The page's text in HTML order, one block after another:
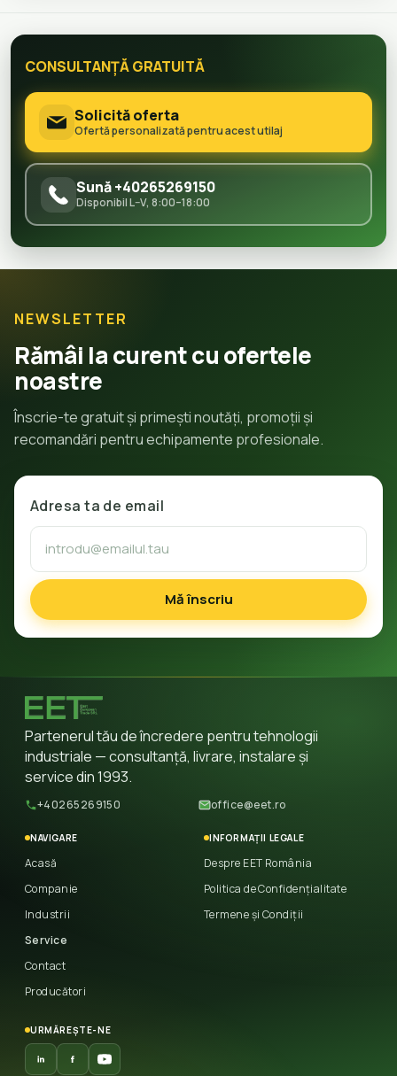
CONSULTANȚĂ GRATUITĂ
Solicită oferta
Ofertă personalizată pentru acest utilaj
Sună +40265269150
Disponibil L–V, 8:00–18:00
NEWSLETTER
Rămâi la curent cu ofertele
noastre
Înscrie-te gratuit și primești noutăți, promoții și
recomandări pentru echipamente profesionale.
Adresa ta de email
Mă înscriu
Partenerul tău de încredere pentru tehnologii
industriale — consultanță, livrare, instalare și
service din 1993.
+40265269150 office@eet.ro
NAVIGARE
Acasă
Companie
Industrii
Service
Contact
Producători
INFORMAȚII LEGALE
Despre EET România
Politica de Confidențialitate
Termene și Condiții
URMĂREȘTE-NE